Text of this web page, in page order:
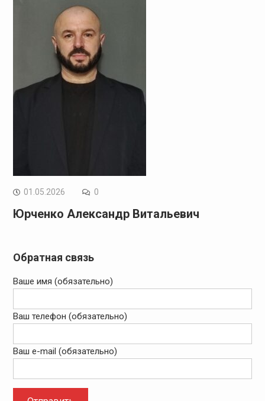
01.05.2026 0
Юрченко Александр Витальевич
Обратная связь
Ваше имя (обязательно)
Ваш телефон (обязательно)
Ваш e-mail (обязательно)